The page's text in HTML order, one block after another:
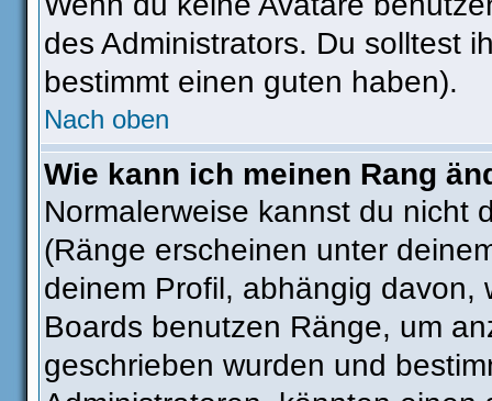
des Administrators. Du solltest
bestimmt einen guten haben).
Nach oben
Wie kann ich meinen Rang
Normalerweise kannst du nicht
(Ränge erscheinen unter
deinem Profil, abhängig
Boards benutzen Ränge, um
geschrieben wurden und